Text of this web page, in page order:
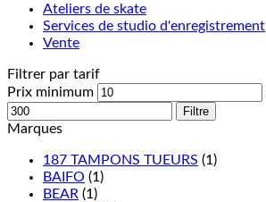
Ateliers de skate
Services de studio d'enregistrement
Vente
Filtrer par tarif
Prix minimum
Filtre
Marques
187 TAMPONS TUEURS (1)
BAIFO (1)
BEAR (1)